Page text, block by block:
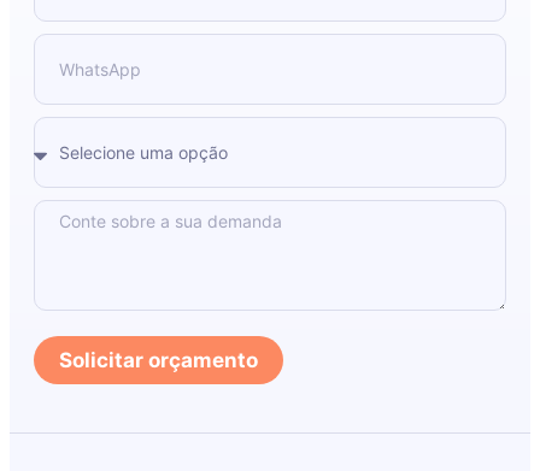
Solicitar orçamento